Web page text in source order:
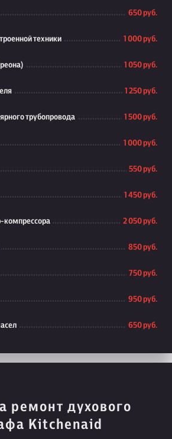
650 руб.
техники 1 000 руб.
1 050 руб.
1 250 руб.
трубопровода 1 500 руб.
1 000 руб.
550 руб.
1 450 руб.
компрессора 2 050 руб.
850 руб.
750 руб.
950 руб.
650 руб.
ремонт духового
Kitchenaid